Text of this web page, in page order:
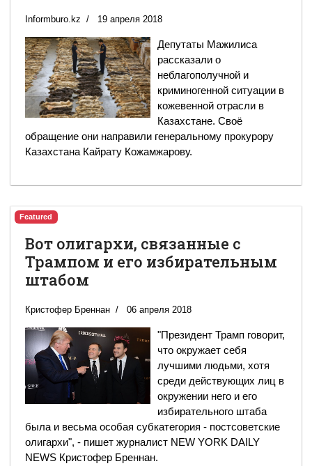
Informburo.kz 19 апреля 2018
Депутаты Мажилиса
рассказали о
неблагополучной и
криминогенной ситуации в
кожевенной отрасли в
Казахстане. Своё
обращение они направили генеральному прокурору
Казахстана Кайрату Кожамжарову.
Featured
Вот олигархи, связанные с
Трампом и его избирательным
штабом
Кристофер Бреннан 06 апреля 2018
"Президент Трамп говорит,
что окружает себя
лучшими людьми, хотя
среди действующих лиц в
окружении него и его
избирательного штаба
была и весьма особая субкатегория - постсоветские
олигархи", - пишет журналист NEW YORK DAILY
NEWS Кристофер Бреннан.